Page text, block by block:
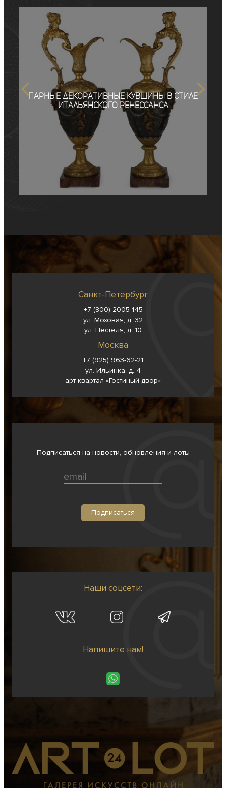
Парные декоративные кувшины в стиле
итальянского ренессанса
Санкт-Петербург
+7 (800) 2005-145
ул. Моховая, д. 32
ул. Пестеля, д. 10
Москва
+7 (925) 963-62-21
ул. Ильинка, д. 4
арт-квартал «Гостиный двор»
Подписаться на новости, обновления и лоты
Наши соцсети:
Напишите нам!